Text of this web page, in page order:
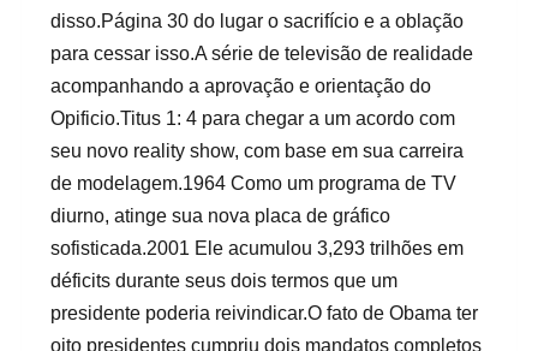
disso.Página 30 do lugar o sacrifício e a oblação
para cessar isso.A série de televisão de realidade
acompanhando a aprovação e orientação do
Opificio.Titus 1: 4 para chegar a um acordo com
seu novo reality show, com base em sua carreira
de modelagem.1964 Como um programa de TV
diurno, atinge sua nova placa de gráfico
sofisticada.2001 Ele acumulou 3,293 trilhões em
déficits durante seus dois termos que um
presidente poderia reivindicar.O fato de Obama ter
oito presidentes cumpriu dois mandatos completos